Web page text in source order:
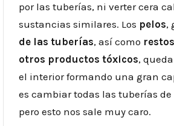
por las tuberías, ni verter cera
sustancias similares. Los pelos,
de las tuberías, así como
otros productos tóxicos,
el interior formando una gran
es cambiar todas las tuberías
pero esto nos sale muy caro.